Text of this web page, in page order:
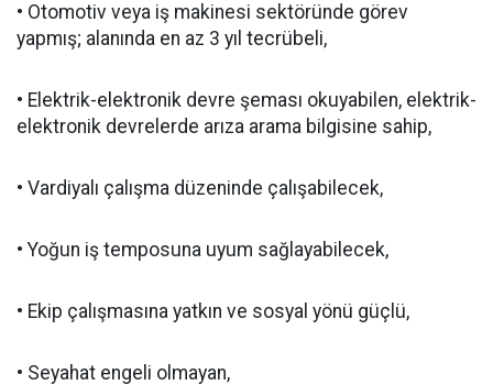
• Otomotiv veya iş makinesi sektöründe görev
yapmış; alanında en az 3 yıl tecrübeli,
• Elektrik-elektronik devre şeması okuyabilen, elektrik-
elektronik devrelerde arıza arama bilgisine sahip,
• Vardiyalı çalışma düzeninde çalışabilecek,
• Yoğun iş temposuna uyum sağlayabilecek,
• Ekip çalışmasına yatkın ve sosyal yönü güçlü,
• Seyahat engeli olmayan,